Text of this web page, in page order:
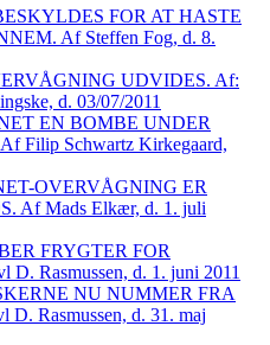
FOR AT HASTE
Af Steffen Fog, d. 8.
UDVIDES. Af:
d. 03/07/2011
EN BOMBE UNDER
Filip Schwartz Kirkegaard,
OVERVÅGNING ER
Af Mads Elkær, d. 1. juli
FRYGTER FOR
Rasmussen, d. 1. juni 2011
NU NUMMER FRA
Rasmussen, d. 31. maj